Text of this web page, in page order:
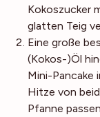
Kokoszucker
glatten Teig
Eine große
(Kokos-)Öl
Mini-Pancake
Hitze von
Pfanne